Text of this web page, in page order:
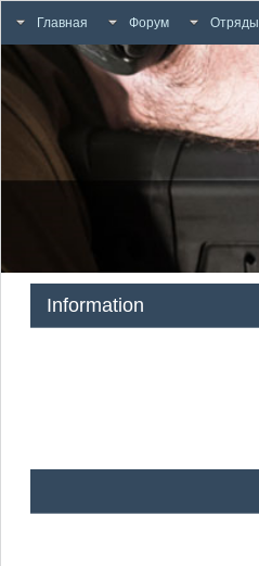
Главная Форум Отряды
Information